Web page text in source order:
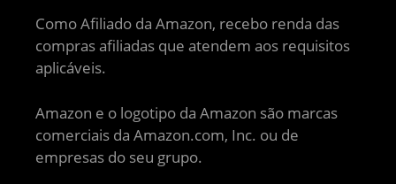
Como Afiliado da Amazon, recebo renda das
compras afiliadas que atendem aos requisitos
aplicáveis.
Amazon e o logotipo da Amazon são marcas
comerciais da Amazon.com, Inc. ou de
empresas do seu grupo.